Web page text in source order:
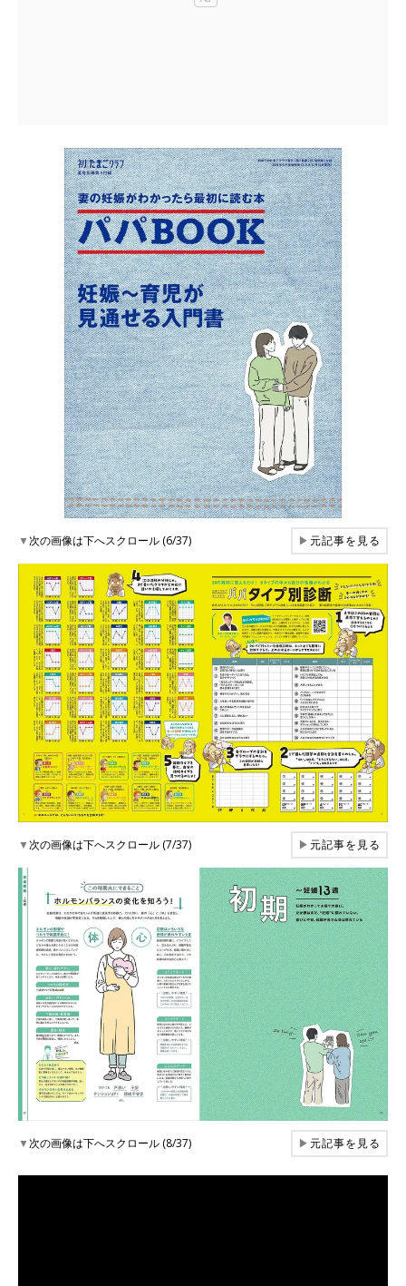
▼次の画像は下へスクロール (6/37) ▶元記事を見る
▼次の画像は下へスクロール (7/37) ▶元記事を見る
▼次の画像は下へスクロール (8/37) ▶元記事を見る